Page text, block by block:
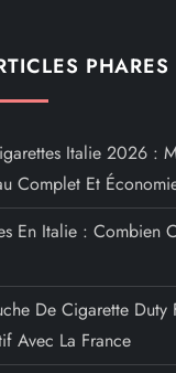
PHARES
Italie 2026 :
Complet Et
En Italie : Combien
De Cigarette Duty
Avec La France